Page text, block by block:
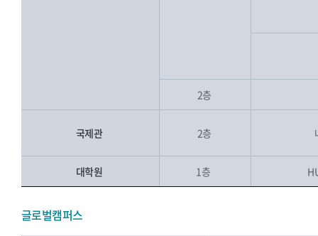
2층
국제관 2층
대학원 1층
글로벌캠퍼스